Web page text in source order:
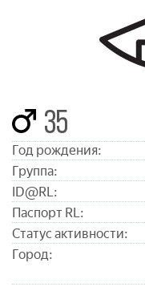
35
Год рождения:
Группа:
ID@RL:
Паспорт RL:
Статус активности:
Город: